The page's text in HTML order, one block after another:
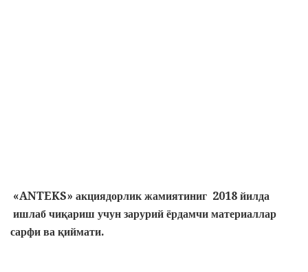
«ANTEKS» акциядорлик жамиятиниг 2018 йилда
ишлаб чиқариш учун зарурий ёрдамчи материаллар
сарфи ва қиймати.